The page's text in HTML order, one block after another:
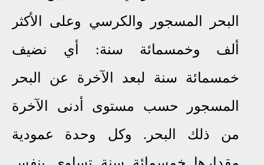
البحر المسجور والكرسي وعلى الأكثر
ألف وخمسمائة سنة: أي نضيف
خمسمائة سنة لبعد الآخرة عن البحر
المسجور حسب مستوى أدنى الآخرة
من ذلك البحر. وكل وحدة عمودية